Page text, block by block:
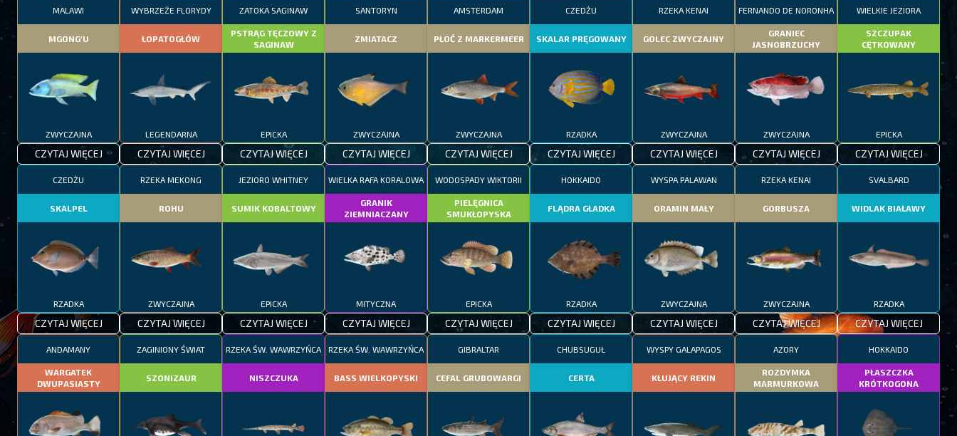
MALAWI
MGONG'U
ZWYCZAJNA
CZYTAJ WIĘCEJ
WYBRZEŻE FLORYDY
ŁOPATOGŁÓW
LEGENDARNA
CZYTAJ WIĘCEJ
ZATOKA SAGINAW
PSTRĄG TĘCZOWY Z
SAGINAW
EPICKA
CZYTAJ WIĘCEJ
SANTORYN
ZMIATACZ
ZWYCZAJNA
CZYTAJ WIĘCEJ
AMSTERDAM
PŁOĆ Z MARKERMEER
ZWYCZAJNA
CZYTAJ WIĘCEJ
CZEDŻU
SKALAR PRĘGOWANY
RZADKA
CZYTAJ WIĘCEJ
RZEKA KENAI
GOLEC ZWYCZAJNY
ZWYCZAJNA
CZYTAJ WIĘCEJ
FERNANDO DE NORONHA
GRANIEC
JASNOBRZUCHY
ZWYCZAJNA
CZYTAJ WIĘCEJ
WIELKIE JEZIORA
SZCZUPAK
CĘTKOWANY
EPICKA
CZYTAJ WIĘCEJ
CZEDŻU
SKALPEL
RZADKA
CZYTAJ WIĘCEJ
RZEKA MEKONG
ROHU
ZWYCZAJNA
CZYTAJ WIĘCEJ
JEZIORO WHITNEY
SUMIK KOBALTOWY
EPICKA
CZYTAJ WIĘCEJ
WIELKA RAFA KORALOWA
GRANIK
ZIEMNIACZANY
MITYCZNA
CZYTAJ WIĘCEJ
WODOSPADY WIKTORII
PIELĘGNICA
SMUKŁOPYSKA
EPICKA
CZYTAJ WIĘCEJ
HOKKAIDO
FLĄDRA GŁADKA
RZADKA
CZYTAJ WIĘCEJ
WYSPA PALAWAN
ORAMIN MAŁY
ZWYCZAJNA
CZYTAJ WIĘCEJ
RZEKA KENAI
GORBUSZA
ZWYCZAJNA
CZYTAJ WIĘCEJ
SVALBARD
WIDLAK BIAŁAWY
RZADKA
CZYTAJ WIĘCEJ
ANDAMANY
WARGATEK
DWUPASIASTY
ZAGINIONY ŚWIAT
SZONIZAUR
RZEKA ŚW. WAWRZYŃCA
NISZCZUKA
RZEKA ŚW. WAWRZYŃCA
BASS WIELKOPYSKI
GIBRALTAR
CEFAL GRUBOWARGI
CHUBSUGUŁ
CERTA
WYSPY GALAPAGOS
KŁUJĄCY REKIN
AZORY
ROZDYMKA
MARMURKOWA
HOKKAIDO
PŁASZCZKA
KRÓTKOGONA